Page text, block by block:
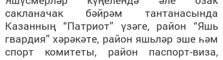
сакланачак бәйрәм тантанасында
Казанның “Патриот” үзәге, район “Яшь
гвардия” хәрәкәте, район яшьләр эше һәм
спорт комитеты, район паспорт-виза,